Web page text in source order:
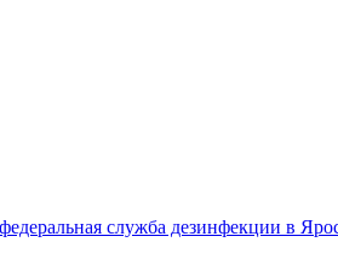
служба дезинфекции в